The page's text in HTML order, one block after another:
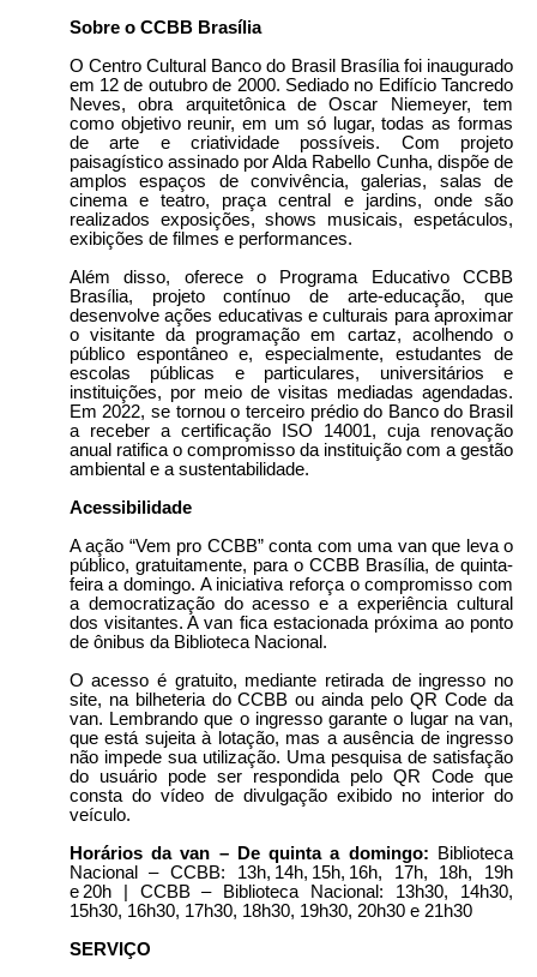
Sobre o CCBB Brasília
O Centro Cultural Banco do Brasil Brasília foi inaugurado
em 12 de outubro de 2000. Sediado no Edifício Tancredo
Neves, obra arquitetônica de Oscar Niemeyer, tem
como objetivo reunir, em um só lugar, todas as formas
de arte e criatividade possíveis. Com projeto
paisagístico assinado por Alda Rabello Cunha, dispõe de
amplos espaços de convivência, galerias, salas de
cinema e teatro, praça central e jardins, onde são
realizados exposições, shows musicais, espetáculos,
exibições de filmes e performances.
Além disso, oferece o Programa Educativo CCBB
Brasília, projeto contínuo de arte-educação, que
desenvolve ações educativas e culturais para aproximar
o visitante da programação em cartaz, acolhendo o
público espontâneo e, especialmente, estudantes de
escolas públicas e particulares, universitários e
instituições, por meio de visitas mediadas agendadas.
Em 2022, se tornou o terceiro prédio do Banco do Brasil
a receber a certificação ISO 14001, cuja renovação
anual ratifica o compromisso da instituição com a gestão
ambiental e a sustentabilidade.
Acessibilidade
A ação “Vem pro CCBB” conta com uma van que leva o
público, gratuitamente, para o CCBB Brasília, de quinta-
feira a domingo. A iniciativa reforça o compromisso com
a democratização do acesso e a experiência cultural
dos visitantes. A van fica estacionada próxima ao ponto
de ônibus da Biblioteca Nacional.
O acesso é gratuito, mediante retirada de ingresso no
site, na bilheteria do CCBB ou ainda pelo QR Code da
van. Lembrando que o ingresso garante o lugar na van,
que está sujeita à lotação, mas a ausência de ingresso
não impede sua utilização. Uma pesquisa de satisfação
do usuário pode ser respondida pelo QR Code que
consta do vídeo de divulgação exibido no interior do
veículo.
Horários da van – De quinta a domingo:
Biblioteca
Nacional – CCBB: 13h, 14h, 15h, 16h, 17h, 18h, 19h
e 20h | CCBB – Biblioteca Nacional: 13h30, 14h30,
15h30, 16h30, 17h30, 18h30, 19h30, 20h30 e 21h30
SERVIÇO